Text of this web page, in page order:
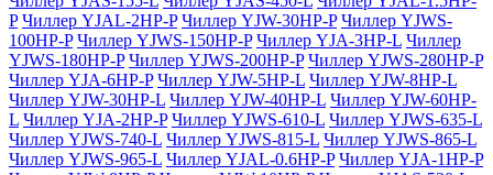
P Чиллер YJAL-2HP-P Чиллер YJW-30HP-P Чиллер YJWS-
100HP-P Чиллер YJWS-150HP-P Чиллер YJA-3HP-L Чиллер
YJWS-180HP-P Чиллер YJWS-200HP-P Чиллер YJWS-280HP-P
Чиллер YJA-6HP-P Чиллер YJW-5HP-L Чиллер YJW-8HP-L
Чиллер YJW-30HP-L Чиллер YJW-40HP-L Чиллер YJW-60HP-
L Чиллер YJA-2HP-P Чиллер YJWS-610-L Чиллер YJWS-635-L
Чиллер YJWS-740-L Чиллер YJWS-815-L Чиллер YJWS-865-L
Чиллер YJWS-965-L Чиллер YJAL-0.6HP-P Чиллер YJA-1HP-P